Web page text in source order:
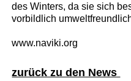
des Winters, da sie sich
vorbildlich
www.naviki.org
zurück zu den News